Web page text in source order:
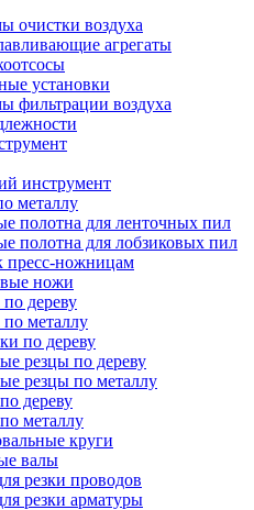
очистки воздуха
агрегаты
установки
фильтрации воздуха
инструмент
металлу
полотна для ленточных пил
полотна для лобзиковых пил
ножницам
ножи
дереву
металлу
по дереву
резцы по дереву
резцы по металлу
дереву
металлу
круги
валы
резки проводов
резки арматуры